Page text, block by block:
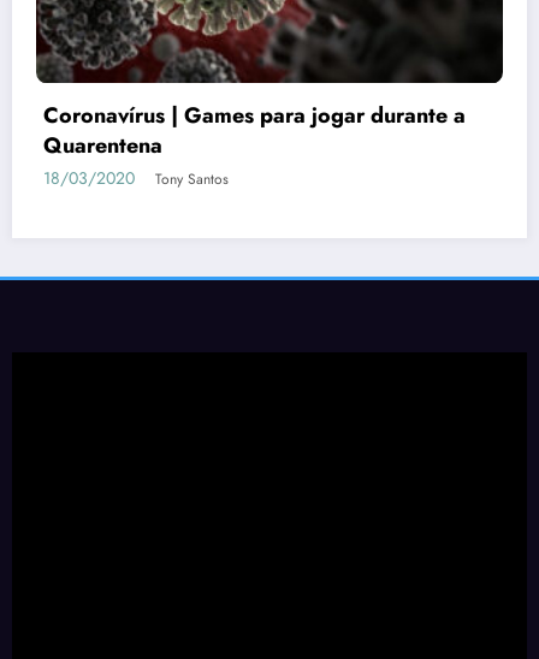
Coronavírus | Games para jogar durante a
Quarentena
18/03/2020 Tony Santos